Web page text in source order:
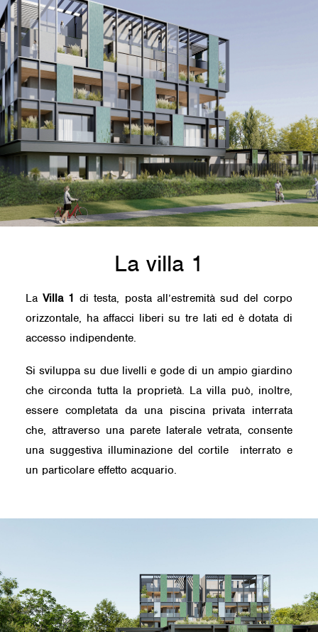
La villa 1
LaVilla 1 di testa, posta all’estremità sud del corpo
orizzontale, ha affacci liberi su tre lati ed è dotata di
accesso indipendente.
Si sviluppa su due livelli e gode di un ampio giardino
che circonda tutta la proprietà. La villa può, inoltre,
essere completata da una piscina privata interrata
che, attraverso una parete laterale vetrata, consente
una suggestiva illuminazione del cortile interrato e
un particolare effetto acquario.